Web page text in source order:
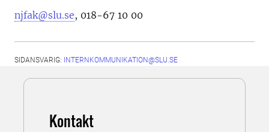
njfak@slu.se, 018-67 10 00
SIDANSVARIG: INTERNKOMMUNIKATION@SLU.SE
Kontakt